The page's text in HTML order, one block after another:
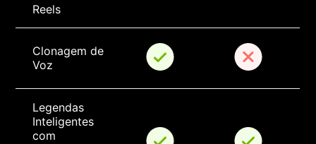
Reels
Clonagem de
Voz
Legendas
Inteligentes
com